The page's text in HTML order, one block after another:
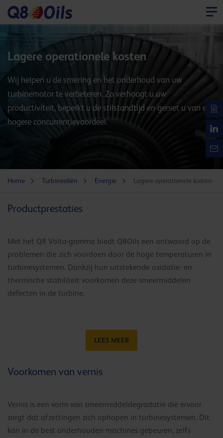
Lagere operationele kosten
Wij helpen u de smering en het onderhoud van uw
turbinemotor te verbeteren. Zo verhoogt u uw
productiviteit, beperkt u de stilstandtijd en geniet u van een
hogere concurrentievoordeel.
Home Turbineoliën Energie Lagere operationele kosten
Productprestaties
Met het Q8 Volta-gamma biedt Q8Oils een antwoord op de
problemen die zich voordoen door de hoge temperaturen in
turbinesystemen. Dankzij hun uitstekende oxidatie- en
thermische stabiliteit voorkomen deze smeermiddelen
defecten in de turbine.
LEES MEER
Voorkomen van vernis
Vernis is een vorm van smeermiddeldegradatie die ervoor
zorgt dat afzettingen zich ophopen in turbinesystemen. Dit
kan in de best onderhouden machines gebeuren, zelfs